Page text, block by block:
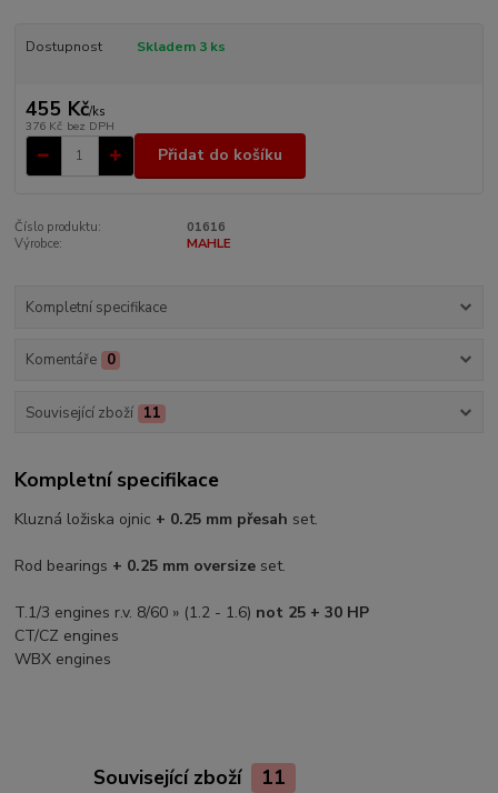
Dostupnost Skladem 3 ks
455 Kč/ks
376 Kč bez DPH
Přidat do košíku
Číslo produktu:
01616
Výrobce:
MAHLE
Kompletní specifikace
Komentáře 0
Související zboží 11
Kompletní specifikace
Kluzná ložiska ojnic + 0.25 mm přesah set.
Rod bearings + 0.25 mm oversize set.
T.1/3 engines r.v. 8/60 » (1.2 - 1.6) not 25 + 30 HP
CT/CZ engines
WBX engines
Související zboží 11